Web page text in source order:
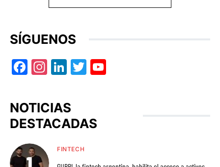
SÍGUENOS
Facebook
Instagram
LinkedIn
Twitter
NOTICIAS
DESTACADAS
FINTECH